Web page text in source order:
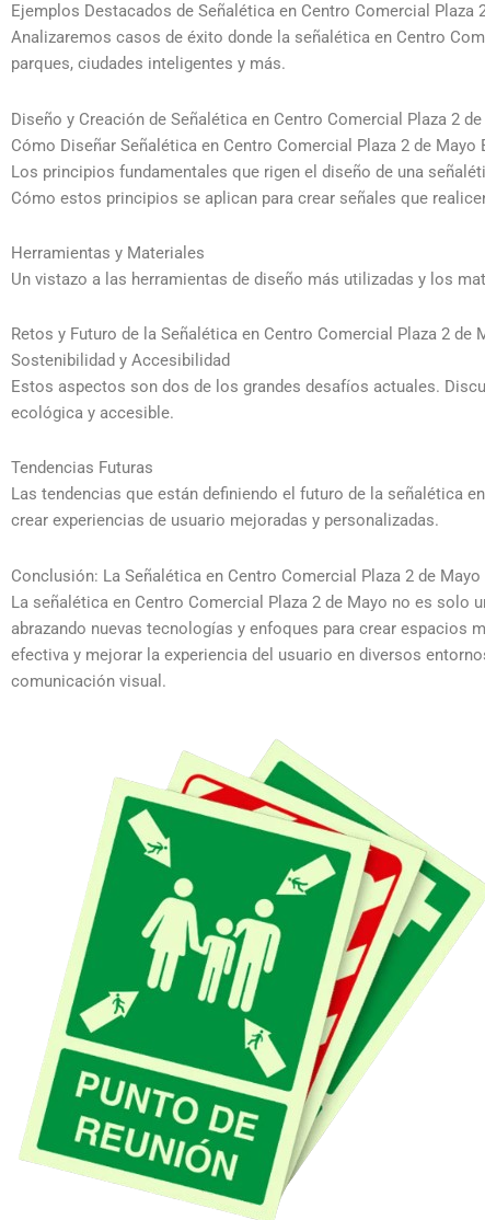
Ejemplos Destacados de Señalética en Centro Comercial Plaza
Analizaremos casos de éxito donde la señalética en Centro
parques, ciudades inteligentes y más.
Diseño y Creación de Señalética en Centro Comercial Plaza 2
Cómo Diseñar Señalética en Centro Comercial Plaza 2 de Mayo
Los principios fundamentales que rigen el diseño de una
Cómo estos principios se aplican para crear señales que
Herramientas y Materiales
Un vistazo a las herramientas de diseño más utilizadas y los
Retos y Futuro de la Señalética en Centro Comercial Plaza 2 de
Sostenibilidad y Accesibilidad
Estos aspectos son dos de los grandes desafíos actuales.
ecológica y accesible.
Tendencias Futuras
Las tendencias que están definiendo el futuro de la señalética
crear experiencias de usuario mejoradas y personalizadas.
Conclusión: La Señalética en Centro Comercial Plaza 2 de
La señalética en Centro Comercial Plaza 2 de Mayo no es
abrazando nuevas tecnologías y enfoques para crear espacios
efectiva y mejorar la experiencia del usuario en diversos
comunicación visual.